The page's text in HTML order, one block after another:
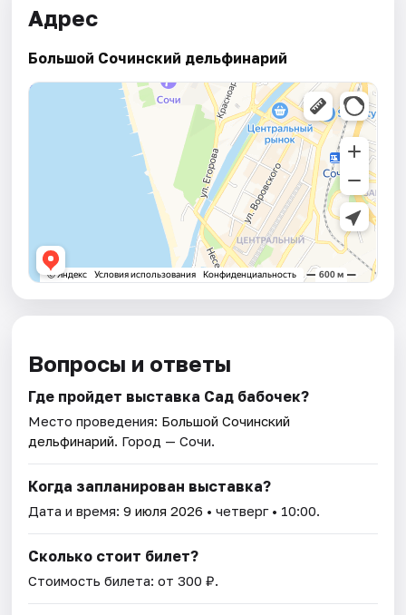
Адрес
Большой Сочинский дельфинарий
Вопросы и ответы
Где пройдет выставка Сад бабочек?
Место проведения: Большой Сочинский
дельфинарий. Город — Сочи.
Когда запланирован выставка?
Дата и время:9 июля 2026 • четверг • 10:00.
Сколько стоит билет?
Стоимость билета: от 300 ₽.